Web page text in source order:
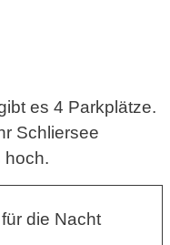
es 4 Parkplätze.
Schliersee
hoch.
die Nacht